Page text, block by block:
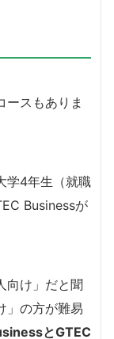
ースもありま
学4年生（就職
Businessが
向け」だと聞
」の方が難易
とGTEC